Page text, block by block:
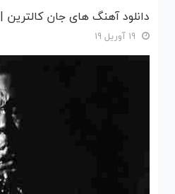
دانلود آهنگ های جان کالترین | John Coltrane